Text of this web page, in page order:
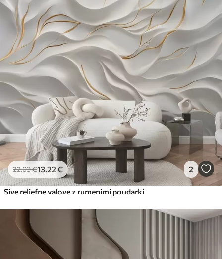
22.03€13 .22 € 2
Sive reliefne valove z rumenimi poudarki